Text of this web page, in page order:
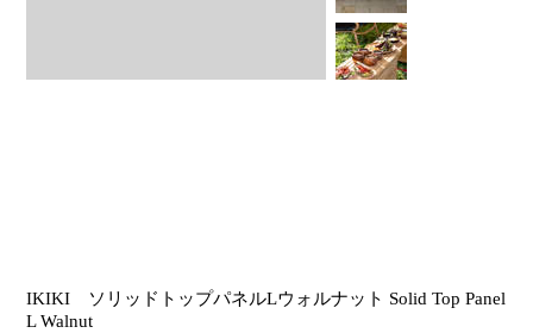
IKIKI ソリッドトップパネルLウォルナット Solid Top Panel
L Walnut